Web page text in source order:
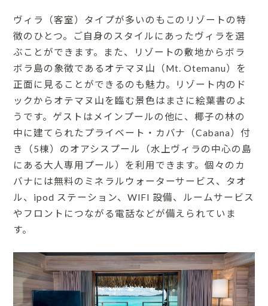
ヴィラ（客室）タイプが多いのもこのリゾートの特
徴のひとつ。ご自身のスタイルにあったヴィラを選
ぶことができます。また、リゾートの敷地からボラ
ボラ島の象徴であるオテマヌ山（Mt. Otemanu）を
正面に見ることができるのも魅力。リゾート内のド
ックからオテマヌ山を臨む景色はまさに絵葉書のよ
うです。ゲストはメインプールの他に、椰子の林の
中に建てられたプライベート・カバナ（Cabana）付
き（5棟）のオアシスプール（水上ヴィラの中心の島
にある大人専用プール）を利用できます。個々のカ
バナには無料のミネラルウォーターサービス、タオ
ル、ipod ステーション、WIFI 設備、ルームサービス
やフロントにつながる電話などが備えられていま
す。